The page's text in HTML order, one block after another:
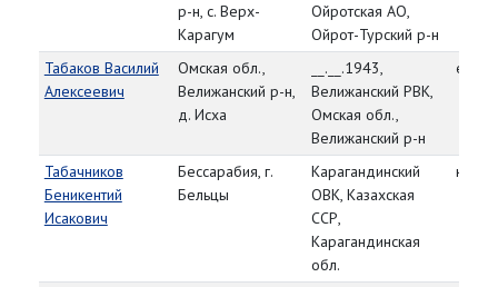
р-н, с. Верх-
Карагум
Ойротская АО,
Ойрот-Турский р-н
Табаков Василий
Алексеевич
Омская обл.,
Велижанский р-н,
д. Исха
__.__.1943,
Велижанский РВК,
Омская обл.,
Велижанский р-н
Табачников
Беникентий
Исакович
Бессарабия, г.
Бельцы
Карагандинский
ОВК, Казахская
ССР,
Карагандинская
обл.